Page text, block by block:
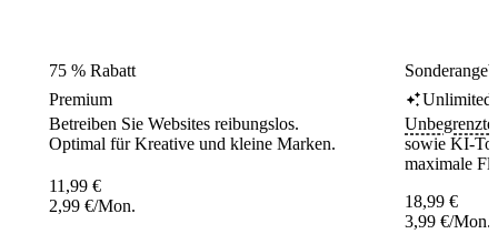
75 % Rabatt
Premium
Betreiben Sie Websites reibungslos.
Optimal für Kreative und kleine Marken.
11,99 €
2,99 €/Mon.
Unlimited
Unbegrenzte
sowie KI-
maximale
18,99 €
3,99 €/Mon.